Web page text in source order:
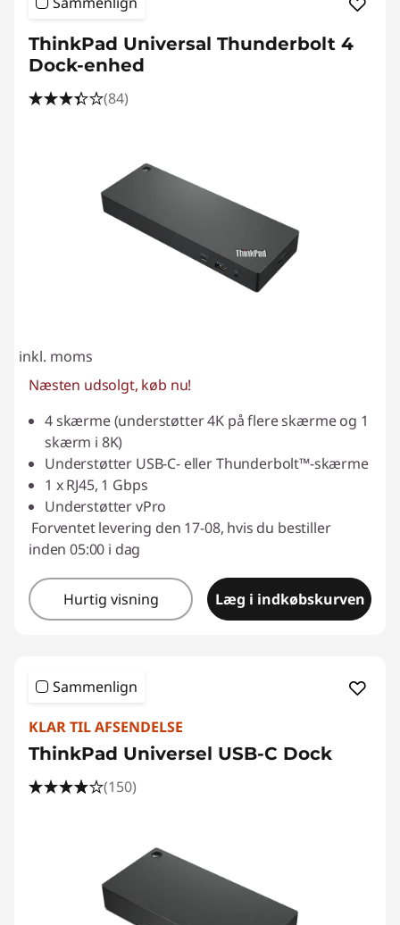
ThinkPad Universal Thunderbolt 4
Dock-enhed
(84)
inkl. moms
Næsten udsolgt, køb nu!
4 skærme (understøtter 4K på flere skærme og 1
skærm i 8K)
Understøtter USB-C- eller Thunderbolt™-skærme
1 x RJ45, 1 Gbps
Understøtter vPro
Forventet levering den 17-08, hvis du bestiller
inden 05:00 i dag
Hurtig visning Læg i indkøbskurven
Sammenlign
KLAR TIL AFSENDELSE
ThinkPad Universel USB-C Dock
(150)